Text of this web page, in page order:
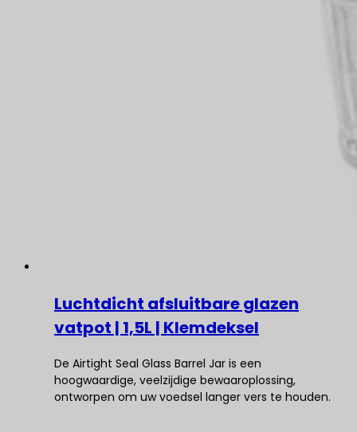
Luchtdicht afsluitbare glazen
vatpot | 1,5L | Klemdeksel
De Airtight Seal Glass Barrel Jar is een
hoogwaardige, veelzijdige bewaaroplossing,
ontworpen om uw voedsel langer vers te houden.